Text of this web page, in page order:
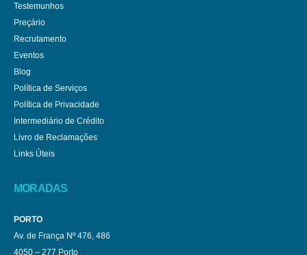
Testemunhos
Preçário
Recrutamento
Eventos
Blog
Política de Serviços
Política de Privacidade
Intermediário de Crédito
Livro de Reclamações
Links Úteis
MORADAS
PORTO
Av. de França Nº 476, 486
4050 – 277 Porto